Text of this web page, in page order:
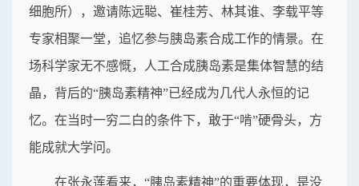
细胞所），邀请陈远聪、崔桂芳、林其谁、李载平等
专家相聚一堂，追忆参与胰岛素合成工作的情景。在
场科学家无不感慨，人工合成胰岛素是集体智慧的结
晶，背后的“胰岛素精神”已经成为几代人永恒的记
忆。在当时一穷二白的条件下，敢于“啃”硬骨头，方
能成就大学问。
在张永莲看来，“胰岛素精神”的重要体现，是没